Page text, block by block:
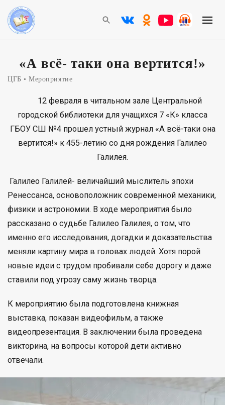
«А всё- таки она вертится!»
ЦГБ Мероприятие
12 февраля в читальном зале Центральной
городской библиотеки для учащихся 7 «К» класса
ГБОУ СШ №4 прошел устный журнал «А всё-таки она
вертится!» к 455-летию со дня рождения Галилео
Галилея.
Галилео Галилей- величайший мыслитель эпохи
Ренессанса, основоположник современной механики,
физики и астрономии. В ходе мероприятия было
рассказано о судьбе Галилео Галилея, о том, что
именно его исследования, догадки и доказательства
меняли картину мира в головах людей. Хотя порой
новые идеи с трудом пробивали себе дорогу и даже
ставили под угрозу саму жизнь творца.
К мероприятию была подготовлена книжная
выставка, показан видеофильм, а также
видеопрезентация. В заключении была проведена
викторина, на вопросы которой дети активно
отвечали.